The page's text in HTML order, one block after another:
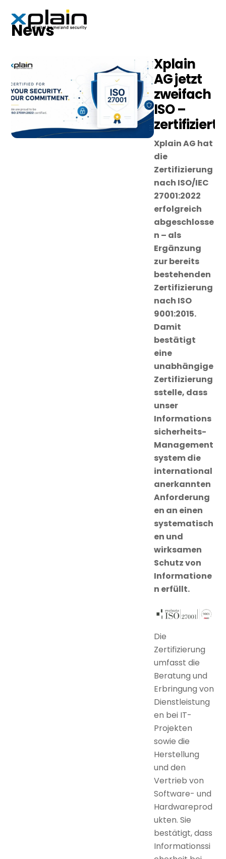
content
News
Xplain
AG jetzt
zweifach
ISO –
zertifiziert
Xplain AG hat
die
Zertifizierung
nach ISO/IEC
27001:2022
erfolgreich
abgeschlosse
n – als
Ergänzung
zur bereits
bestehenden
Zertifizierung
nach ISO
9001:2015.
Damit
bestätigt
eine
unabhängige
Zertifizierung
sstelle, dass
unser
Informations
sicherheits-
Management
system die
international
anerkannten
Anforderung
en an einen
systematisch
en und
wirksamen
Schutz von
Informatione
n erfüllt.
Die
Zertifizierung
umfasst die
Beratung und
Erbringung von
Dienstleistung
en bei IT-
Projekten
sowie die
Herstellung
und den
Vertrieb von
Software- und
Hardwareprod
ukten. Sie
bestätigt, dass
Informationssi